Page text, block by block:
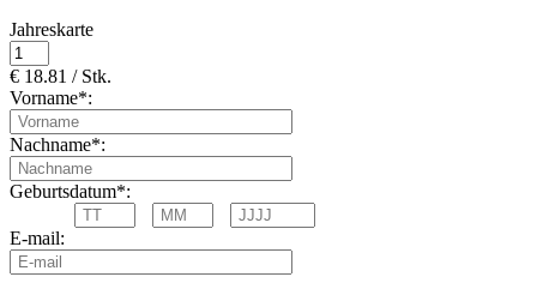
Jahreskarte
€ 18.81 / Stk.
Vorname*:
Nachname*:
Geburtsdatum*:
E-mail: